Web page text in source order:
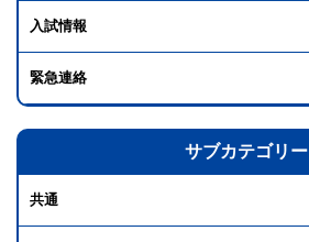
入試情報
緊急連絡
サブカテゴリー
共通